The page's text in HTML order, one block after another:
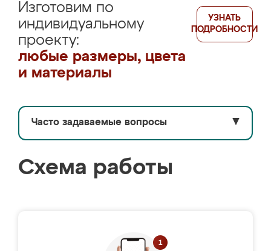
Изготовим по
индивидуальному
проекту:
любые размеры, цвета
и материалы
УЗНАТЬ
ПОДРОБНОСТИ
Часто задаваемые вопросы ▼
Схема работы